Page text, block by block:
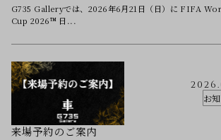
G735 Galleryでは、2026年6月21日（日）に FIFA
Cup 2026™ 日...
お
来場予約のご案内